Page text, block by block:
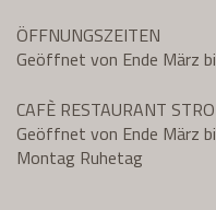
ÖFFNUNGSZEITEN
Geöffnet von Ende März
CAFÈ RESTAURANT
Geöffnet von Ende März
Montag Ruhetag